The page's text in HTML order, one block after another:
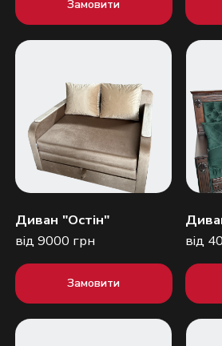
Замовити
Диван "Остін"
від 9000 грн
Замовити
від